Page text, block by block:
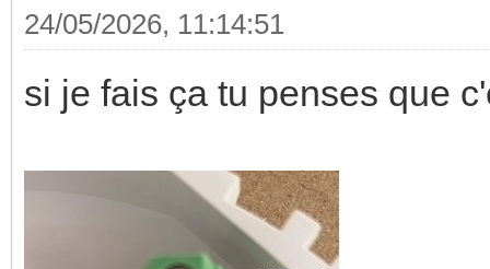
24/05/2026, 11:14:51
si je fais ça tu penses que